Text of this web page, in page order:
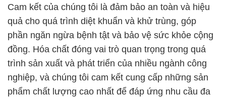
Cam kết của chúng tôi là đảm bảo an toàn và hiệu
quả cho quá trình diệt khuẩn và khử trùng, góp
phần ngăn ngừa bệnh tật và bảo vệ sức khỏe cộng
đồng. Hóa chất đóng vai trò quan trọng trong quá
trình sản xuất và phát triển của nhiều ngành công
nghiệp, và chúng tôi cam kết cung cấp những sản
phẩm chất lượng cao nhất để đáp ứng nhu cầu đa